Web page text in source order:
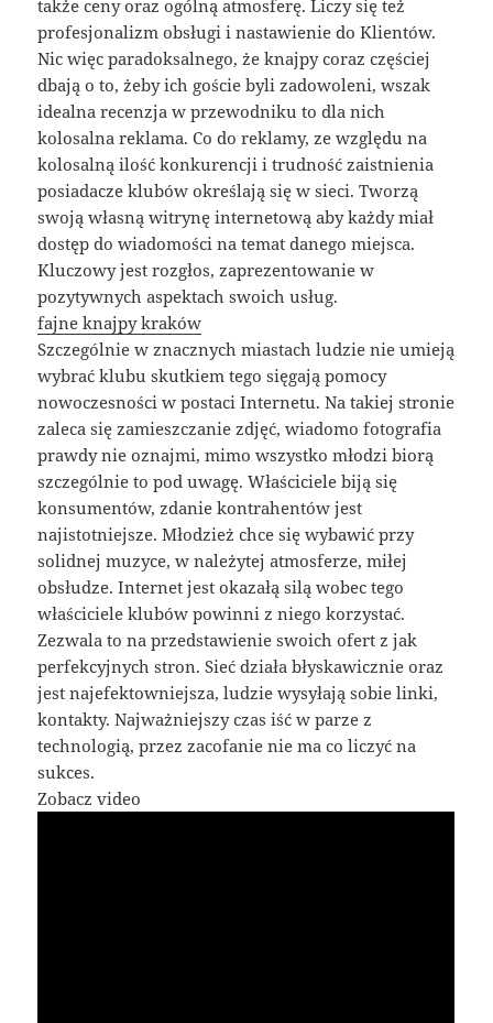
także ceny oraz ogólną atmosferę. Liczy się też
profesjonalizm obsługi i nastawienie do Klientów.
Nic więc paradoksalnego, że knajpy coraz częściej
dbają o to, żeby ich goście byli zadowoleni, wszak
idealna recenzja w przewodniku to dla nich
kolosalna reklama. Co do reklamy, ze względu na
kolosalną ilość konkurencji i trudność zaistnienia
posiadacze klubów określają się w sieci. Tworzą
swoją własną witrynę internetową aby każdy miał
dostęp do wiadomości na temat danego miejsca.
Kluczowy jest rozgłos, zaprezentowanie w
pozytywnych aspektach swoich usług.
fajne knajpy kraków
Szczególnie w znacznych miastach ludzie nie umieją
wybrać klubu skutkiem tego sięgają pomocy
nowoczesności w postaci Internetu. Na takiej stronie
zaleca się zamieszczanie zdjęć, wiadomo fotografia
prawdy nie oznajmi, mimo wszystko młodzi biorą
szczególnie to pod uwagę. Właściciele biją się
konsumentów, zdanie kontrahentów jest
najistotniejsze. Młodzież chce się wybawić przy
solidnej muzyce, w należytej atmosferze, miłej
obsłudze. Internet jest okazałą silą wobec tego
właściciele klubów powinni z niego korzystać.
Zezwala to na przedstawienie swoich ofert z jak
perfekcyjnych stron. Sieć działa błyskawicznie oraz
jest najefektowniejsza, ludzie wysyłają sobie linki,
kontakty. Najważniejszy czas iść w parze z
technologią, przez zacofanie nie ma co liczyć na
sukces.
Zobacz video